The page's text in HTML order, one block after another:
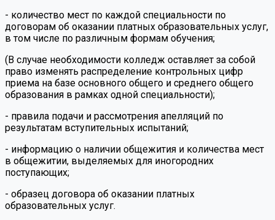
- количество мест по каждой специальности по
договорам об оказании платных образовательных услуг,
в том числе по различным формам обучения;
(В случае необходимости колледж оставляет за собой
право изменять распределение контрольных цифр
приема на базе основного общего и среднего общего
образования в рамках одной специальности);
- правила подачи и рассмотрения апелляций по
результатам вступительных испытаний;
- информацию о наличии общежития и количества мест
в общежитии, выделяемых для иногородних
поступающих;
- образец договора об оказании платных
образовательных услуг.